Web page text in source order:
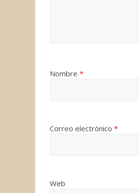
Nombre *
Correo electrónico *
Web